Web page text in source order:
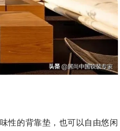
性的背靠垫，也可以自由悠闲